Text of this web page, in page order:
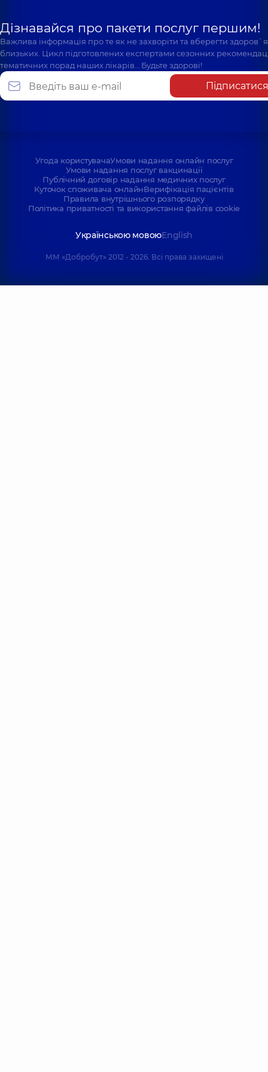
Дізнавайся про пакети послуг першим!
Важлива інформація про те як не захворіти та вберегти
близьких. Цикл підготовлених експертами сезонних
тематичних порад наших лікарів… Будьте здорові!
Підписатися
Угода користувачаУмови надання онлайн послуг
Умови надання послуг вакцинації
Публічний договір надання медичних послуг
Куточок споживача онлайнВерифікація пацієнтів
Правила внутрішнього розпорядку
Політика приватності та використання файлів cookie
Українською мовоюEnglish
ММ «Добробут» 2012 - 2026. Всі права захищені